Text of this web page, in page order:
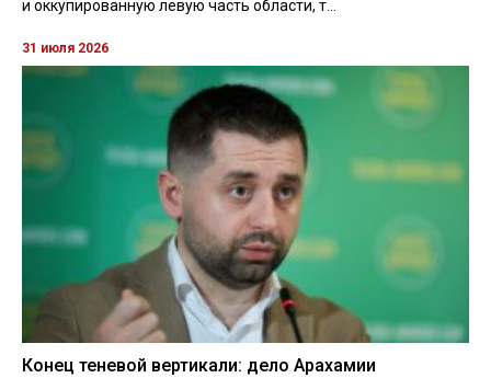
и оккупированную левую часть области, т...
31 июля 2026
Конец теневой вертикали: дело Арахамии